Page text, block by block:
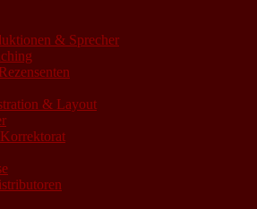
& Sprecher
& Layout